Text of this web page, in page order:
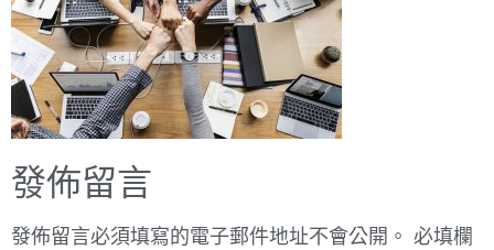
發佈留言
發佈留言必須填寫的電子郵件地址不會公開。 必填欄